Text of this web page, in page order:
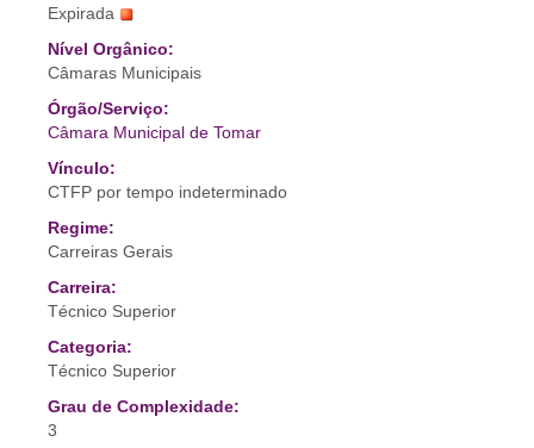
Expirada
Nível Orgânico:
Câmaras Municipais
Órgão/Serviço:
Câmara Municipal de Tomar
Vínculo:
CTFP por tempo indeterminado
Regime:
Carreiras Gerais
Carreira:
Técnico Superior
Categoria:
Técnico Superior
Grau de Complexidade:
3